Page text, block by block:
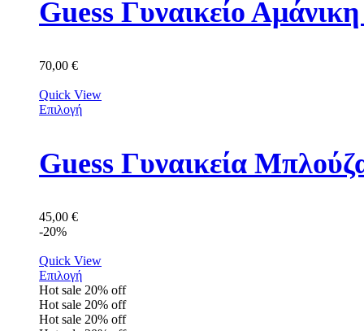
Guess Γυναικείο
70,00 €
Quick View
Επιλογή
Guess Γυναικεία
45,00 €
-20%
Quick View
Επιλογή
Hot sale 20% off
Hot sale 20% off
Hot sale 20% off